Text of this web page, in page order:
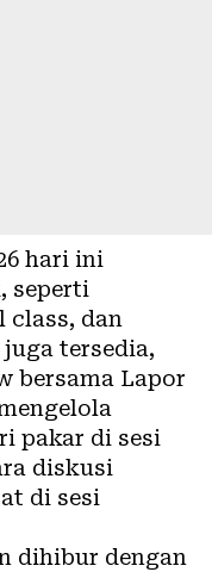
hari ini
seperti
class, dan
tersedia,
bersama Lapor
pakar di sesi
diskusi
di sesi
dihibur dengan